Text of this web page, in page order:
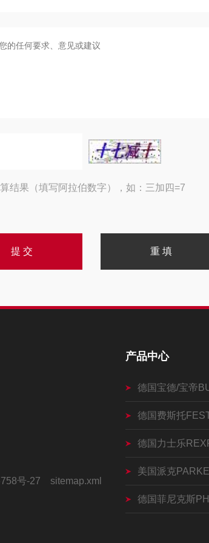
结果（填写阿拉伯数字），如：三加四=7
号-27 sitemap.xml
产品中心
德国宝德/宝帝
德国费斯托
德国力士乐
美国派克
德国菲尼克斯